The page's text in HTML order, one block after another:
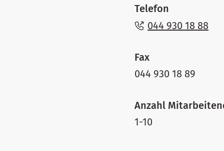
Telefon
044 930 18 88
Fax
044 930 18 89
Anzahl
1-10